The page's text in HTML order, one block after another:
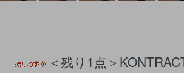
＜残り1点＞